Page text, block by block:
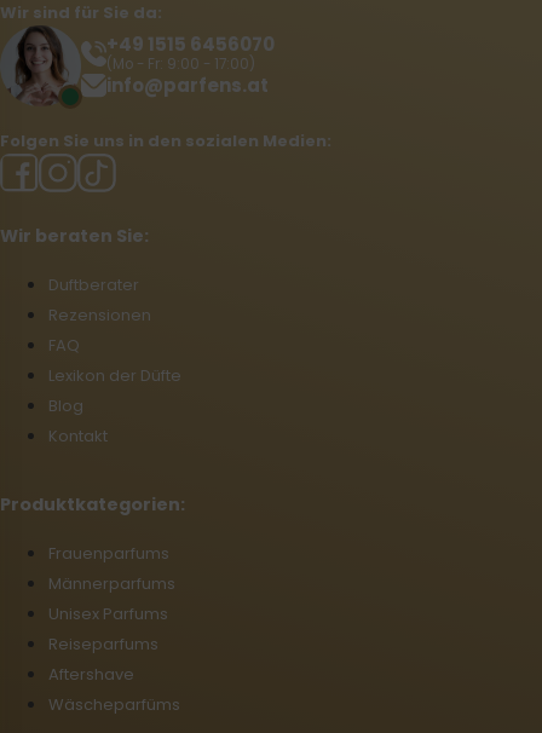
Wir sind für Sie da:
+49 1515 6456070
(Mo - Fr: 9:00 - 17:00)
info@parfens.at
Folgen Sie uns in den sozialen Medien:
Wir beraten Sie:
Duftberater
Rezensionen
FAQ
Lexikon der Düfte
Blog
Kontakt
Produktkategorien:
Frauenparfums
Männerparfums
Unisex Parfums
Reiseparfums
Aftershave
Wäscheparfüms